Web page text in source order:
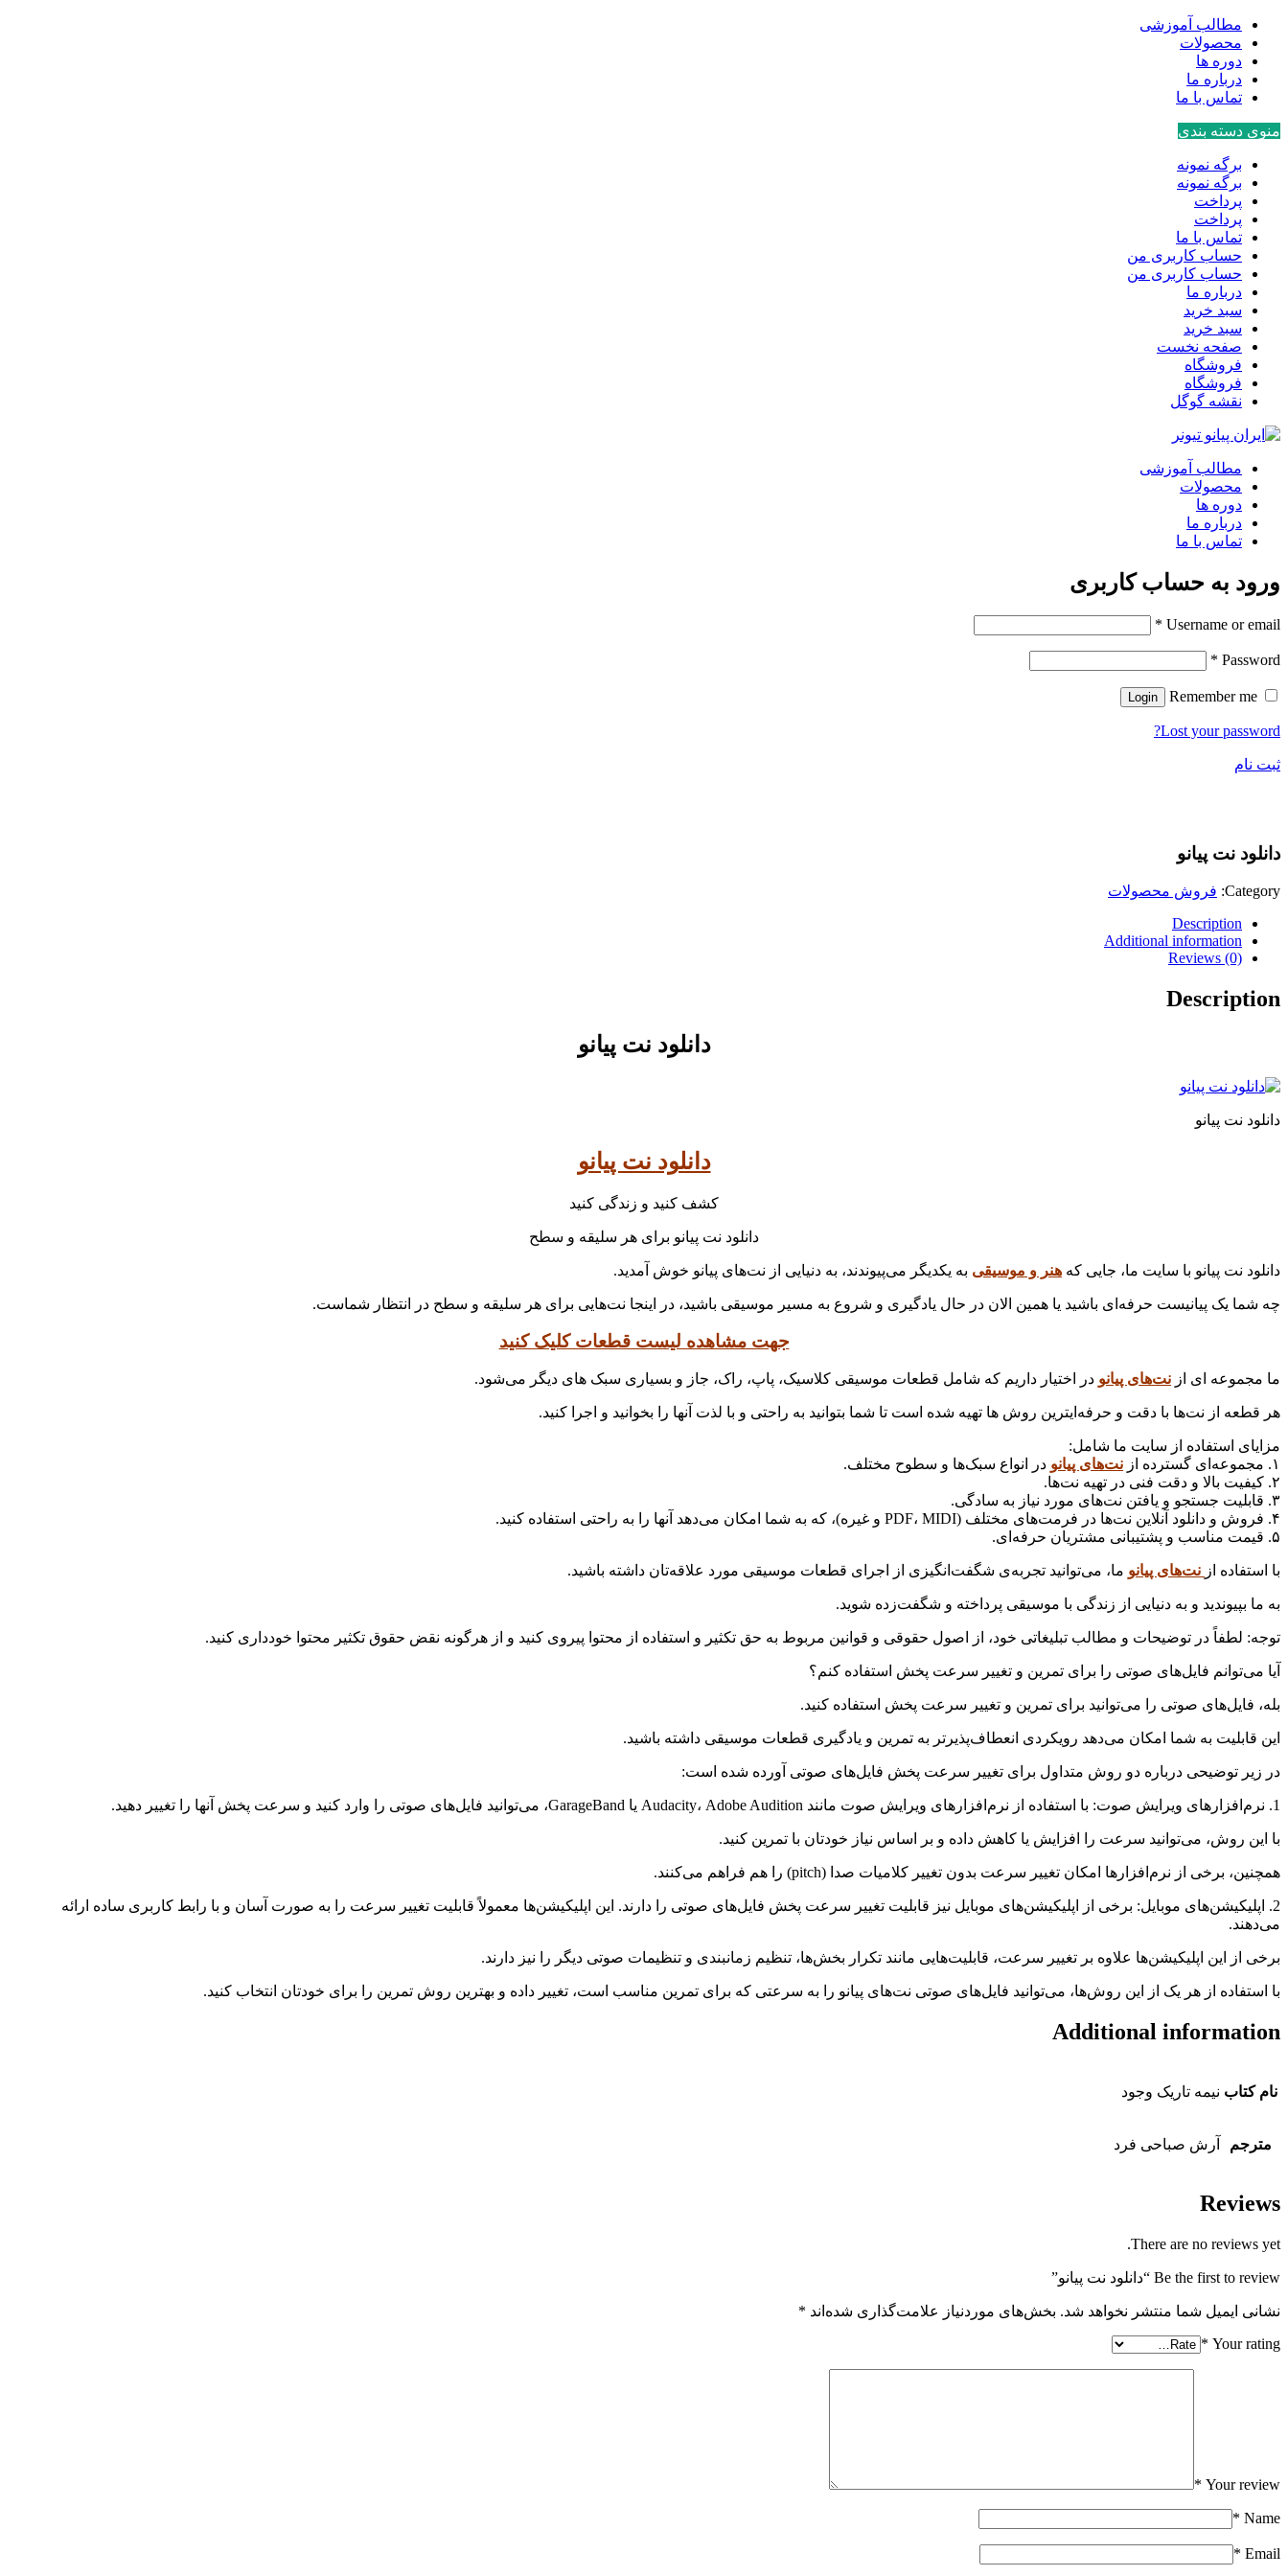
مطالب آموزشی
محصولات
دوره ها
درباره ما
تماس با ما
منوی دسته بندی
برگه نمونه
برگه نمونه
پرداخت
پرداخت
تماس با ما
حساب کاربری من
حساب کاربری من
درباره ما
سبد خرید
سبد خرید
صفحه نخست
فروشگاه
فروشگاه
نقشه گوگل
مطالب آموزشی
محصولات
دوره ها
درباره ما
تماس با ما
ورود به حساب کاربری
Username or email
*
Password
*
Remember me
Login
Lost your password?
ثبت نام
دانلود نت پیانو
Category: فروش محصولات
Description
Additional information
Reviews (0)
Description
دانلود نت پیانو
دانلود نت پیانو
دانلود نت پیانو
کشف کنید و زندگی کنید
دانلود نت‌ پیانو برای هر سلیقه و سطح
دانلود نت پیانو با سایت ما، جایی که هنر و موسیقی به یکدیگر می‌پیوندند، به دنیایی از نت‌های پیانو خوش آمدید.
چه شما یک پیانیست حرفه‌ای باشید یا همین الان در حال یادگیری و شروع به مسیر موسیقی باشید، در اینجا نت‌هایی برای هر سلیقه و سطح در انتظار شماست.
جهت مشاهده لیست قطعات کلیک کنید
ما مجموعه ای از نت‌های پیانو در اختیار داریم که شامل قطعات موسیقی کلاسیک، پاپ، راک، جاز و بسیاری سبک های دیگر می‌شود.
هر قطعه از نت‌ها با دقت و حرفه‌ایترین روش ها تهیه شده است تا شما بتوانید به راحتی و با لذت آنها را بخوانید و اجرا کنید.
مزایای استفاده از سایت ما شامل:
۱. مجموعه‌ای گسترده از
نت‌های پیانو در انواع سبک‌ها و سطوح مختلف.
۲. کیفیت بالا و دقت فنی در تهیه نت‌ها.
۳. قابلیت جستجو و یافتن نت‌های مورد نیاز به سادگی.
۴. فروش و دانلود آنلاین نت‌ها در فرمت‌های مختلف (PDF، MIDI و غیره)، که به شما امکان می‌دهد آنها را به راحتی استفاده کنید.
۵. قیمت مناسب و پشتیبانی مشتریان حرفه‌ای.
با استفاده از نت‌های پیانو ما، می‌توانید تجربه‌ی شگفت‌انگیزی از اجرای قطعات موسیقی مورد علاقه‌تان داشته باشید.
به ما بپیوندید و به دنیایی از زندگی با موسیقی پرداخته و شگفت‌زده شوید.
توجه: لطفاً در توضیحات و مطالب تبلیغاتی خود، از اصول حقوقی و قوانین مربوط به حق تکثیر و استفاده از محتوا پیروی کنید و از هرگونه نقض حقوق تکثیر محتوا خودداری کنید.
آیا می‌توانم فایل‌های صوتی را برای تمرین و تغییر سرعت پخش استفاده کنم؟
بله، فایل‌های صوتی را می‌توانید برای تمرین و تغییر سرعت پخش استفاده کنید.
این قابلیت به شما امکان می‌دهد رویکردی انعطاف‌پذیرتر به تمرین و یادگیری قطعات موسیقی داشته باشید.
در زیر توضیحی درباره دو روش متداول برای تغییر سرعت پخش فایل‌های صوتی آورده شده است:
1. نرم‌افزارهای ویرایش صوت: با استفاده از نرم‌افزارهای ویرایش صوت مانند Audacity، Adobe Audition یا GarageBand، می‌توانید فایل‌های صوتی را وارد کنید و سرعت پخش آنها را تغییر دهید.
با این روش، می‌توانید سرعت را افزایش یا کاهش داده و بر اساس نیاز خودتان با تمرین کنید.
همچنین، برخی از نرم‌افزارها امکان تغییر سرعت بدون تغییر کلامیات صدا (pitch) را هم فراهم می‌کنند.
2. اپلیکیشن‌های موبایل: برخی از اپلیکیشن‌های موبایل نیز قابلیت تغییر سرعت پخش فایل‌های صوتی را دارند. این اپلیکیشن‌ها معمولاً قابلیت تغییر سرعت را به صورت آسان و با رابط کاربری ساده ارائه
می‌دهند.
برخی از این اپلیکیشن‌ها علاوه بر تغییر سرعت، قابلیت‌هایی مانند تکرار بخش‌ها، تنظیم زمانبندی و تنظیمات صوتی دیگر را نیز دارند.
با استفاده از هر یک از این روش‌ها، می‌توانید فایل‌های صوتی نت‌های پیانو را به سرعتی که برای تمرین مناسب است، تغییر داده و بهترین روش تمرین را برای خودتان انتخاب کنید.
Additional information
نام کتاب نیمه تاریک وجود
مترجم آرش صباحی فرد
Reviews
There are no reviews yet.
Be the first to review “دانلود نت پیانو”
نشانی ایمیل شما منتشر نخواهد شد. بخش‌های موردنیاز علامت‌گذاری شده‌اند *
Your rating
*
Your review
*
Name
*
Email
*